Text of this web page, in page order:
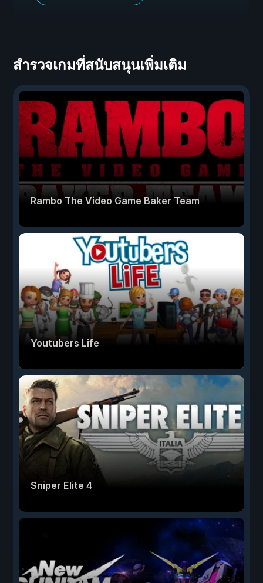
สำรวจเกมที่สนับสนุนเพิ่มเติม
Rambo The Video Game Baker Team
Youtubers Life
Sniper Elite 4